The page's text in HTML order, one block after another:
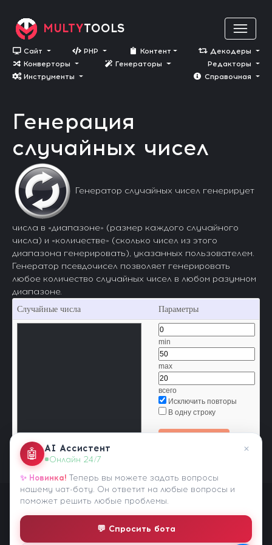
MULTYTOOLS
Сайт PHP Контент
Декодеры
Конверторы
Генераторы
Редакторы
Инструменты
Cправочная
Генерация
случайных чисел
Генератор случайных чисел генерирует
числа в «диапазоне» (размер каждого случайного
числа) и «количестве» (сколько чисел из этого
диапазона генерировать), указанных пользователем.
Генератор псевдочисел позволяет генерировать
любое количество случайных чисел в любом разумном
диапазоне.
Случайные числа Параметры
min
max
всего
Исключить повторы
В одну строку
🤖 AI Ассистент
Онлайн 24/7
×
✨ Новинка! Теперь вы можете задать вопросы
нашему чат-боту. Он ответит на любые вопросы и
поможет решить любые проблемы.
💬 Спросить бота
Статистика
Поддержка